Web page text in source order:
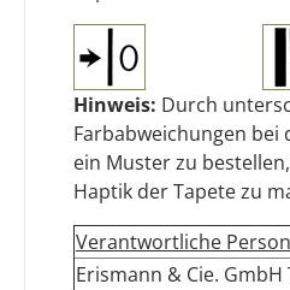
Hinweis: Durch
Farbabweichungen bei
ein Muster zu
Haptik der Tapete zu
Verantwortliche
Erismann & Cie.